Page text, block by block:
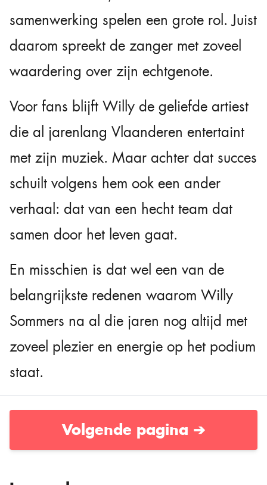
samenwerking spelen een grote rol. Juist
daarom spreekt de zanger met zoveel
waardering over zijn echtgenote.
Voor fans blijft Willy de geliefde artiest
die al jarenlang Vlaanderen entertaint
met zijn muziek. Maar achter dat succes
schuilt volgens hem ook een ander
verhaal: dat van een hecht team dat
samen door het leven gaat.
En misschien is dat wel een van de
belangrijkste redenen waarom Willy
Sommers na al die jaren nog altijd met
zoveel plezier en energie op het podium
staat.
Volgende pagina ➔